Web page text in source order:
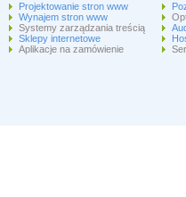
Projektowanie stron www
Wynajem stron www
Systemy zarządzania treścią
Sklepy internetowe
Aplikacje na zamówienie